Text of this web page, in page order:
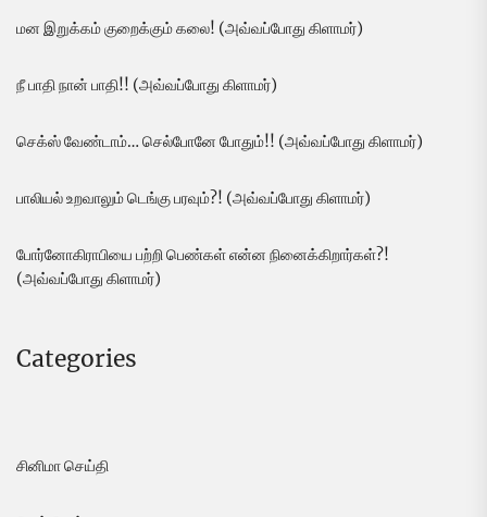
மன இறுக்கம் குறைக்கும் கலை! (அவ்வப்போது கிளாமர்)
நீ பாதி நான் பாதி!! (அவ்வப்போது கிளாமர்)
செக்ஸ் வேண்டாம்… செல்போனே போதும்!! (அவ்வப்போது கிளாமர்)
பாலியல் உறவாலும் டெங்கு பரவும்?! (அவ்வப்போது கிளாமர்)
போர்னோகிராபியை பற்றி பெண்கள் என்ன நினைக்கிறார்கள்?!
(அவ்வப்போது கிளாமர்)
Categories
சினிமா செய்தி